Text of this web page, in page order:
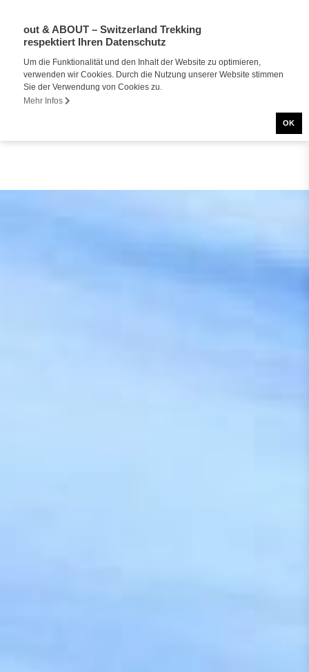
out & ABOUT – Switzerland Trekking
respektiert Ihren Datenschutz
Um die Funktionalität und den Inhalt der Website zu optimieren,
verwenden wir Cookies. Durch die Nutzung unserer Website stimmen
Sie der Verwendung von Cookies zu.
Mehr Infos
OK